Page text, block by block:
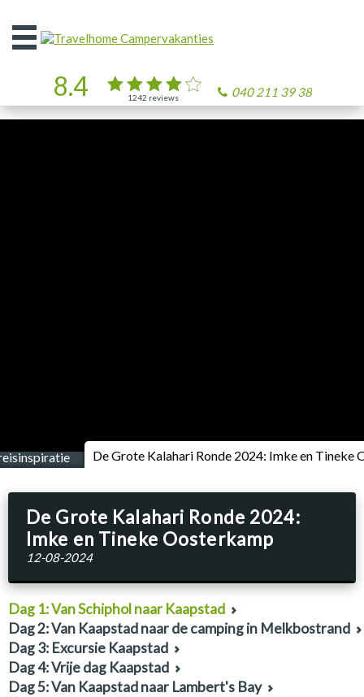
Open
het
040 211 39 38
1242 reviews
8.4
De Grote Kalahari Ronde 2024: Imke en Tineke
De Grote Kalahari Ronde 2024:
Imke en Tineke Oosterkamp
12-08-2024
Dag 1: Van Schiphol naar Kaapstad
Dag 2: Van Kaapstad naar de camping in Melkbostrand
Dag 3: Excursie Kaapstad
Dag 4: Vrije dag Kaapstad
Dag 5: Van Kaapstad naar Lambert's Bay